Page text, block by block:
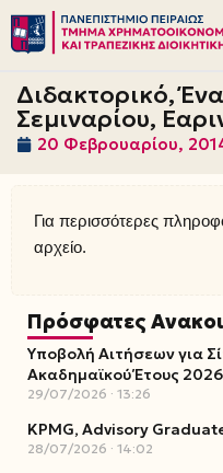
Μεταπηδήστε
στο
περιεχόμενο
Διδακτορικό,
Σεμιναρίου,
20 Φεβρουαρίου,
Για περισσότερες
αρχείο.
Πρόσφατες
Υποβολή Αιτήσεων για
Ακαδημαϊκού Έτους
29/07/2026 13:26
KPMG, Advisory
28/07/2026 14:02